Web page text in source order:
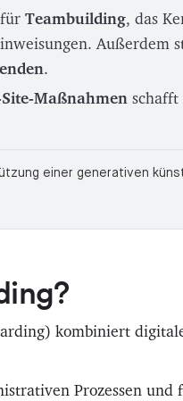
fürTeambuilding, das
Außerdem
.
Maßnahmen schafft
einer generativen
kombiniert
Prozessen